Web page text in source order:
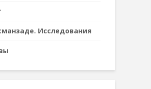
Исследования